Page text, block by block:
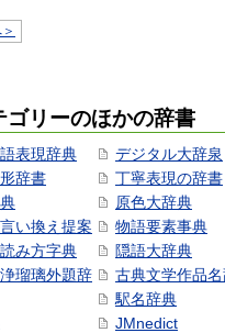
ゴリーのほかの辞書
表現辞典
辞書
い換え提案
み方字典
瑠璃外題辞
デジタル大辞泉
丁寧表現の辞書
原色大辞典
物語要素事典
隠語大辞典
古典文学作品
駅名辞典
JMnedict